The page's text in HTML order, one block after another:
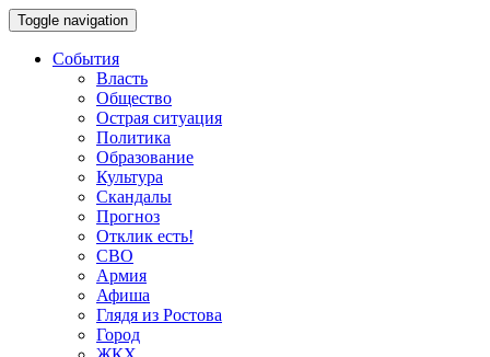
Toggle navigation
События
Власть
Общество
Острая ситуация
Политика
Образование
Культура
Скандалы
Прогноз
Отклик есть!
СВО
Армия
Афиша
Глядя из Ростова
Город